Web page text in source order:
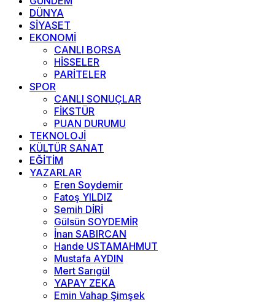
DÜNYA
SİYASET
EKONOMİ
CANLI BORSA
HİSSELER
PARİTELER
SPOR
CANLI SONUÇLAR
FİKSTÜR
PUAN DURUMU
TEKNOLOJİ
KÜLTÜR SANAT
EĞİTİM
YAZARLAR
Eren Soydemir
Fatoş YILDIZ
Semih DİRİ
Gülsün SOYDEMİR
İnan SABIRCAN
Hande USTAMAHMUT
Mustafa AYDIN
Mert Sarıgül
YAPAY ZEKA
Emin Vahap Şimşek